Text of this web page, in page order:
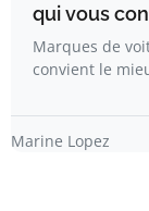
qui vous
Marques de
convient le
Marine Lopez